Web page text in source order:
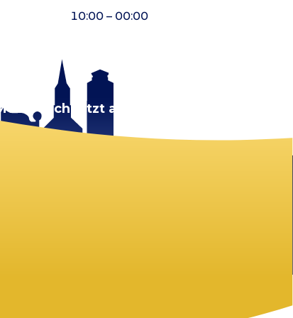
10:00 – 00:00
Melde dich jetzt an!